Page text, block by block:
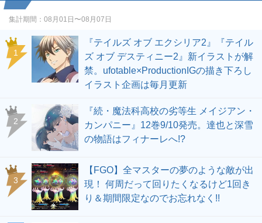
集計期間： 08月01日〜08月07日
1
『テイルズ オブ エクシリア2』『テイル
ズ オブ デスティニー2』新イラストが解
禁。ufotable×ProductionIGの描き下ろし
イラスト企画は毎月更新
2
『続・魔法科高校の劣等生 メイジアン・
カンパニー』12巻9/10発売。達也と深雪
の物語はフィナーレへ!?
3
【FGO】全マスターの夢のような敵が出
現！ 何周だって回りたくなるけど1回き
り＆期間限定なのでお忘れなく!!